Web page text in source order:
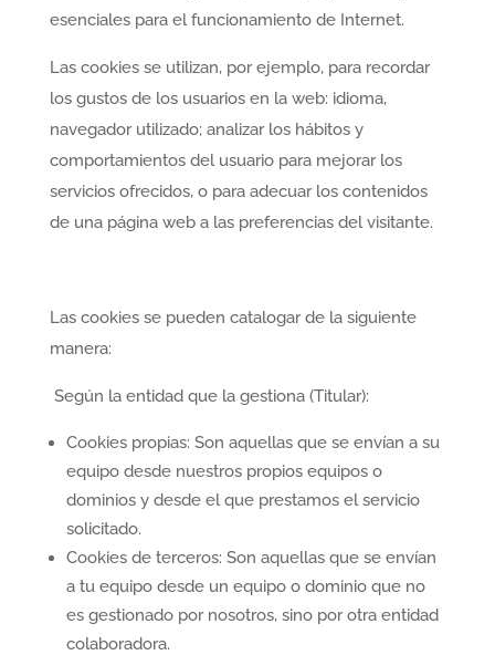
esenciales para el funcionamiento de Internet.
Las cookies se utilizan, por ejemplo, para recordar
los gustos de los usuarios en la web: idioma,
navegador utilizado; analizar los hábitos y
comportamientos del usuario para mejorar los
servicios ofrecidos, o para adecuar los contenidos
de una página web a las preferencias del visitante.
Las cookies se pueden catalogar de la siguiente
manera:
Según la entidad que la gestiona (Titular):
Cookies propias: Son aquellas que se envían a su
equipo desde nuestros propios equipos o
dominios y desde el que prestamos el servicio
solicitado.
Cookies de terceros: Son aquellas que se envían
a tu equipo desde un equipo o dominio que no
es gestionado por nosotros, sino por otra entidad
colaboradora.